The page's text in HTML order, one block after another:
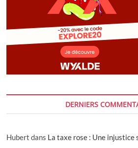
DERNIERS
Hubert dans La taxe rose : Une injustice